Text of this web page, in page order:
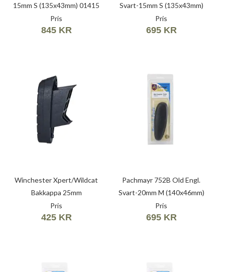
15mm S (135x43mm) 01415
Pris
845 KR
Svart-15mm S (135x43mm)
01625
Pris
695 KR
Winchester Xpert/Wildcat
Bakkappa 25mm
Pris
425 KR
Pachmayr 752B Old Engl.
Svart-20mm M (140x46mm)
01618
Pris
695 KR